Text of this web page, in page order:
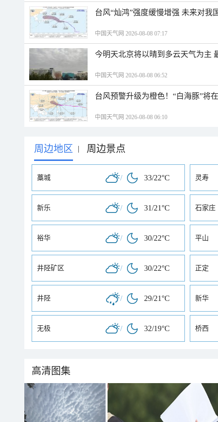
台风“灿鸿”强度缓慢增强 未来对我
中国天气网 2026-08-08 07:17
今明天北京将以晴到多云天气为主
中国天气网 2026-08-08 06:52
台风预警升级为橙色！“白海豚”将
中国天气网 2026-08-08 06:10
周边地区 | 周边景点
藁城 / 33/22°C 灵寿
新乐 / 31/21°C 石家庄
裕华 / 30/22°C 平山
井陉矿区 / 30/22°C 正定
井陉 / 29/21°C 新华
无极 / 32/19°C 桥西
高清图集